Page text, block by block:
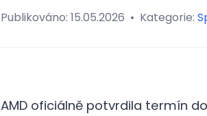
Publikováno: 15.05.2026 • Kategorie:
AMD oficiálně potvrdila termín